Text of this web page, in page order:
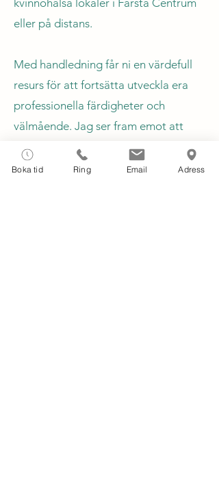
kvinnohälsa lokaler i Farsta Centrum
eller på distans.
Med handledning får ni en värdefull
resurs för att fortsätta utveckla era
professionella färdigheter och
välmående. Jag ser fram emot att
vara er handledare och skapa en
givande och stödjande
Boka tid Ring Email Adress